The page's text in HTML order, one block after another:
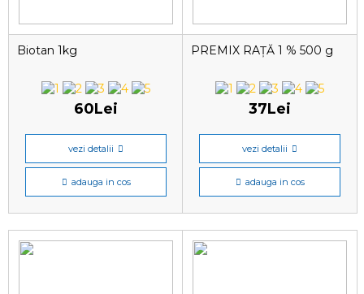
Biotan 1kg
60Lei
vezi detalii
adauga in cos
PREMIX RAȚĂ 1 % 500 g
37Lei
vezi detalii
adauga in cos